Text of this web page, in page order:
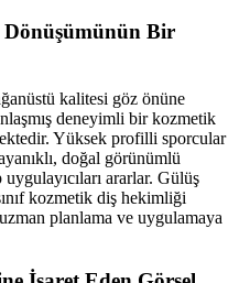
Bir
kalitesi göz önüne
deneyimli bir kozmetik
Yüksek profilli sporcular
doğal görünümlü
ararlar. Gülüş
kozmetik diş hekimliği
planlama ve uygulamaya